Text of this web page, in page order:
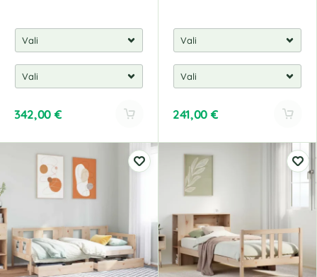
342,00 € 241,00 €